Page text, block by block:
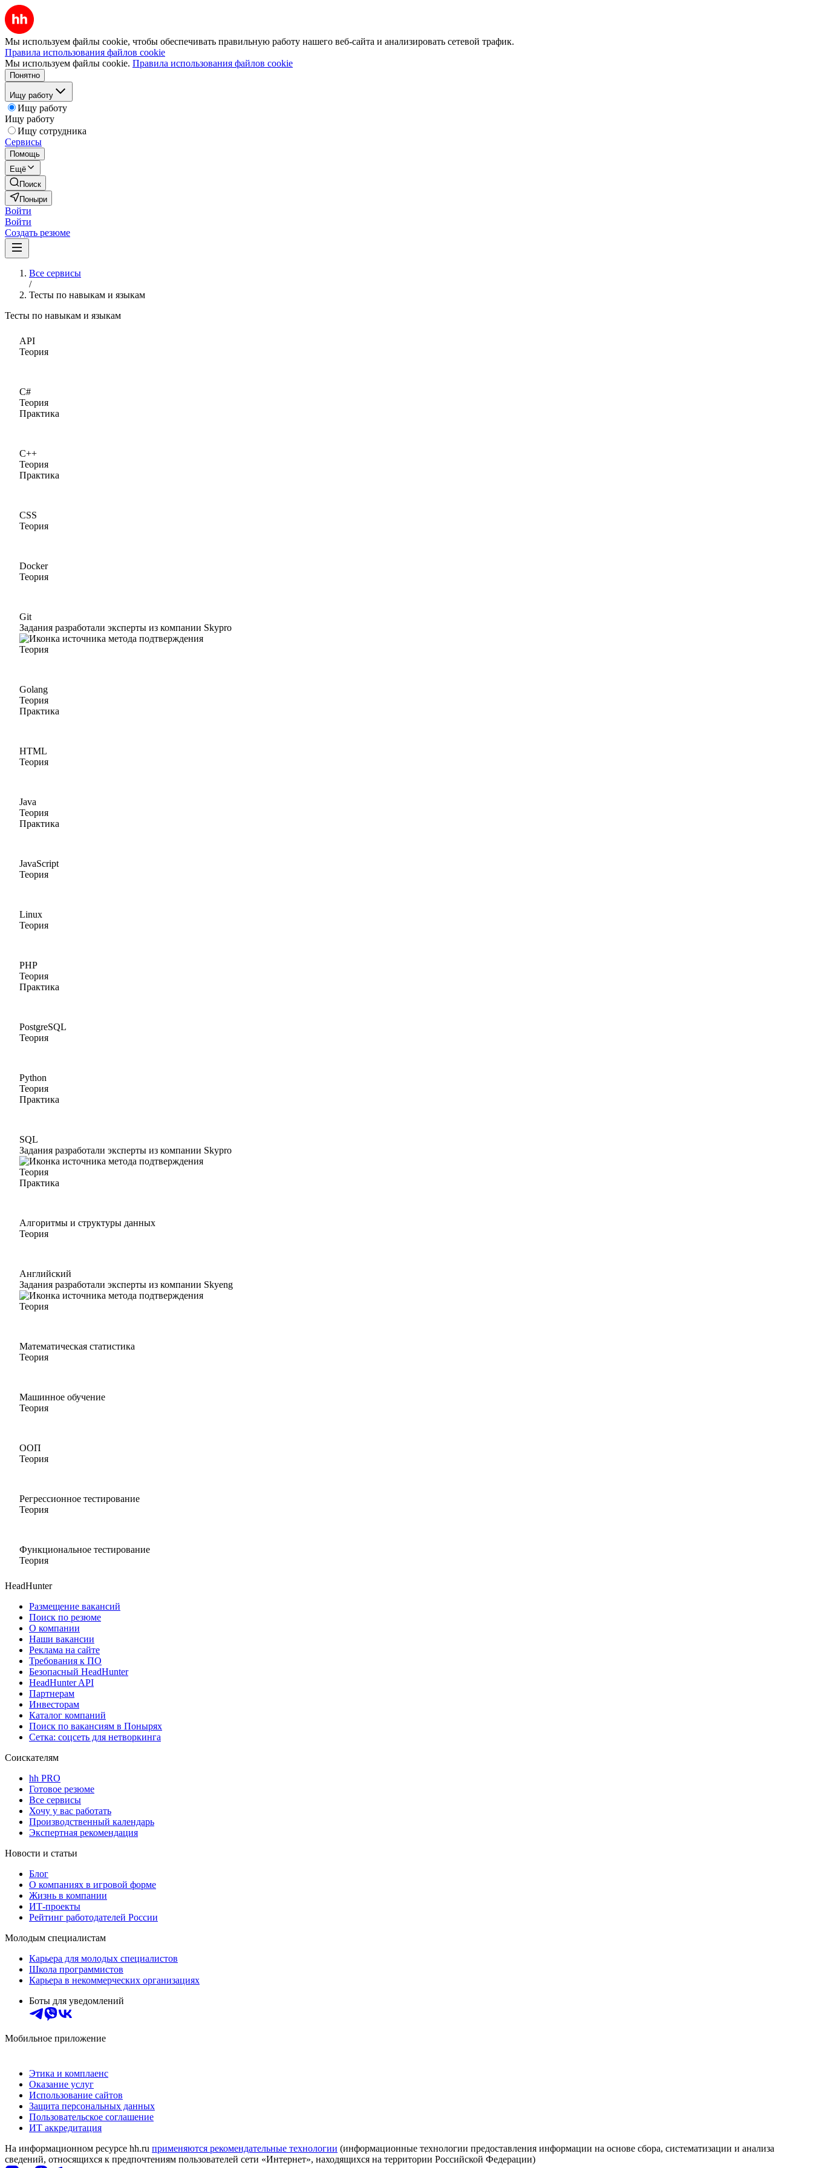
Мы используем файлы cookie, чтобы обеспечивать правильную работу нашего веб-сайта и анализировать сетевой трафик.
Правила использования файлов cookie
Мы используем файлы cookie. Правила использования файлов cookie
Понятно
Ищу работу
Ищу работу
Ищу работу
Ищу сотрудника
Сервисы
Помощь
Ещё
Поиск
Поныри
Войти
Войти
Создать резюме
Все сервисы
/
Тесты по навыкам и языкам
Тесты по навыкам и языкам
API
Теория
C#
Теория
Практика
C++
Теория
Практика
CSS
Теория
Docker
Теория
Git
Задания разработали эксперты из компании Skypro
Теория
Golang
Теория
Практика
HTML
Теория
Java
Теория
Практика
JavaScript
Теория
Linux
Теория
PHP
Теория
Практика
PostgreSQL
Теория
Python
Теория
Практика
SQL
Задания разработали эксперты из компании Skypro
Теория
Практика
Алгоритмы и структуры данных
Теория
Английский
Задания разработали эксперты из компании Skyeng
Теория
Математическая статистика
Теория
Машинное обучение
Теория
ООП
Теория
Регрессионное тестирование
Теория
Функциональное тестирование
Теория
HeadHunter
Размещение вакансий
Поиск по резюме
О компании
Наши вакансии
Реклама на сайте
Требования к ПО
Безопасный HeadHunter
HeadHunter API
Партнерам
Инвесторам
Каталог компаний
Поиск по вакансиям в Понырях
Сетка: соцсеть для нетворкинга
Соискателям
hh PRO
Готовое резюме
Все сервисы
Хочу у вас работать
Производственный календарь
Экспертная рекомендация
Новости и статьи
Блог
О компаниях в игровой форме
Жизнь в компании
ИТ-проекты
Рейтинг работодателей России
Молодым специалистам
Карьера для молодых специалистов
Школа программистов
Карьера в некоммерческих организациях
Боты для уведомлений
Мобильное приложение
Этика и комплаенс
Оказание услуг
Использование сайтов
Защита персональных данных
Пользовательское соглашение
ИТ аккредитация
На информационном ресурсе hh.ru применяются рекомендательные технологии (информационные технологии предоставления информации на основе сбора, систематизации и анализа
сведений, относящихся к предпочтениям пользователей сети «Интернет», находящихся на территории Российской Федерации)